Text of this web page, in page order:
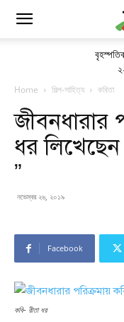
Home শিল্প-সাহিত্য কবিতা
জীবনধারার
ধর লিখেছেন
”
নভেম্বর ২৬, ২০১৯
Facebook
কবি- রীতা ধর